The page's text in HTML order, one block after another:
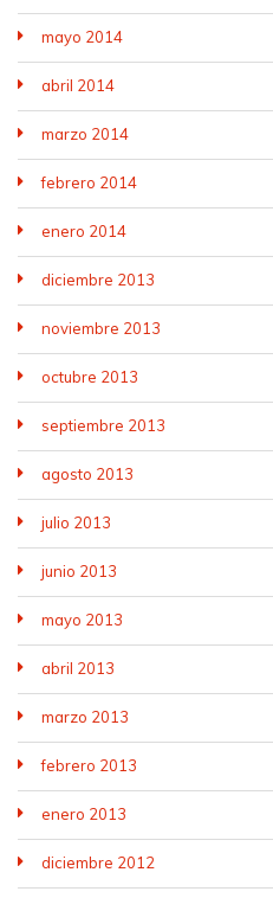
mayo 2014
abril 2014
marzo 2014
febrero 2014
enero 2014
diciembre 2013
noviembre 2013
octubre 2013
septiembre 2013
agosto 2013
julio 2013
junio 2013
mayo 2013
abril 2013
marzo 2013
febrero 2013
enero 2013
diciembre 2012